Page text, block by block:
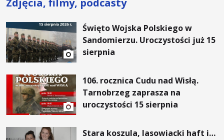
Zdjęcia, filmy, podcasty
Święto Wojska Polskiego w
Sandomierzu. Uroczystości już 15
sierpnia
106. rocznica Cudu nad Wisłą.
Tarnobrzeg zaprasza na
uroczystości 15 sierpnia
Stara koszula, lasowiacki haft i…